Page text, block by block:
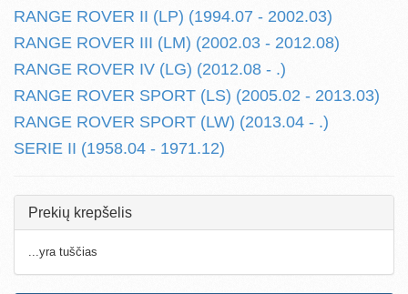
RANGE ROVER II (LP) (1994.07 - 2002.03)
RANGE ROVER III (LM) (2002.03 - 2012.08)
RANGE ROVER IV (LG) (2012.08 - .)
RANGE ROVER SPORT (LS) (2005.02 - 2013.03)
RANGE ROVER SPORT (LW) (2013.04 - .)
SERIE II (1958.04 - 1971.12)
Prekių krepšelis
...yra tuščias